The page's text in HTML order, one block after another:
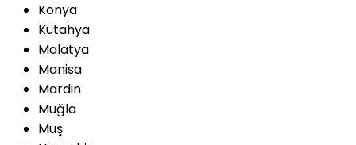
Konya
Kütahya
Malatya
Manisa
Mardin
Muğla
Muş